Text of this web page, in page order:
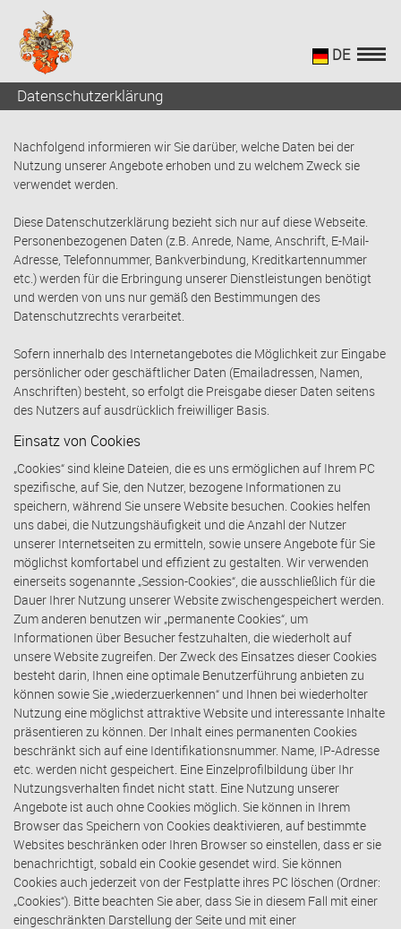
DE
Datenschutzerklärung
Nachfolgend informieren wir Sie darüber, welche Daten bei der
Nutzung unserer Angebote erhoben und zu welchem Zweck sie
verwendet werden.
Diese Datenschutzerklärung bezieht sich nur auf diese Webseite.
Personenbezogenen Daten (z.B. Anrede, Name, Anschrift, E-Mail-
Adresse, Telefonnummer, Bankverbindung, Kreditkartennummer
etc.) werden für die Erbringung unserer Dienstleistungen benötigt
und werden von uns nur gemäß den Bestimmungen des
Datenschutzrechts verarbeitet.
Sofern innerhalb des Internetangebotes die Möglichkeit zur Eingabe
persönlicher oder geschäftlicher Daten (Emailadressen, Namen,
Anschriften) besteht, so erfolgt die Preisgabe dieser Daten seitens
des Nutzers auf ausdrücklich freiwilliger Basis.
Einsatz von Cookies
„Cookies“ sind kleine Dateien, die es uns ermöglichen auf Ihrem PC
spezifische, auf Sie, den Nutzer, bezogene Informationen zu
speichern, während Sie unsere Website besuchen. Cookies helfen
uns dabei, die Nutzungshäufigkeit und die Anzahl der Nutzer
unserer Internetseiten zu ermitteln, sowie unsere Angebote für Sie
möglichst komfortabel und effizient zu gestalten. Wir verwenden
einerseits sogenannte „Session-Cookies“, die ausschließlich für die
Dauer Ihrer Nutzung unserer Website zwischengespeichert werden.
Zum anderen benutzen wir „permanente Cookies“, um
Informationen über Besucher festzuhalten, die wiederholt auf
unsere Website zugreifen. Der Zweck des Einsatzes dieser Cookies
besteht darin, Ihnen eine optimale Benutzerführung anbieten zu
können sowie Sie „wiederzuerkennen“ und Ihnen bei wiederholter
Nutzung eine möglichst attraktive Website und interessante Inhalte
präsentieren zu können. Der Inhalt eines permanenten Cookies
beschränkt sich auf eine Identifikationsnummer. Name, IP-Adresse
etc. werden nicht gespeichert. Eine Einzelprofilbildung über Ihr
Nutzungsverhalten findet nicht statt. Eine Nutzung unserer
Angebote ist auch ohne Cookies möglich. Sie können in Ihrem
Browser das Speichern von Cookies deaktivieren, auf bestimmte
Websites beschränken oder Ihren Browser so einstellen, dass er sie
benachrichtigt, sobald ein Cookie gesendet wird. Sie können
Cookies auch jederzeit von der Festplatte ihres PC löschen (Ordner:
„Cookies“). Bitte beachten Sie aber, dass Sie in diesem Fall mit einer
eingeschränkten Darstellung der Seite und mit einer